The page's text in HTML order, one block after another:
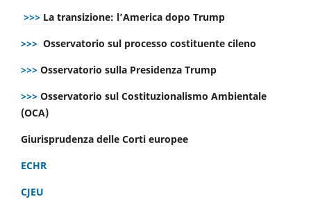
>>> La transizione: l’America dopo Trump
>>> Osservatorio sul processo costituente cileno
>>> Osservatorio sulla Presidenza Trump
>>> Osservatorio sul Costituzionalismo Ambientale
(OCA)
Giurisprudenza delle Corti europee
ECHR
CJEU